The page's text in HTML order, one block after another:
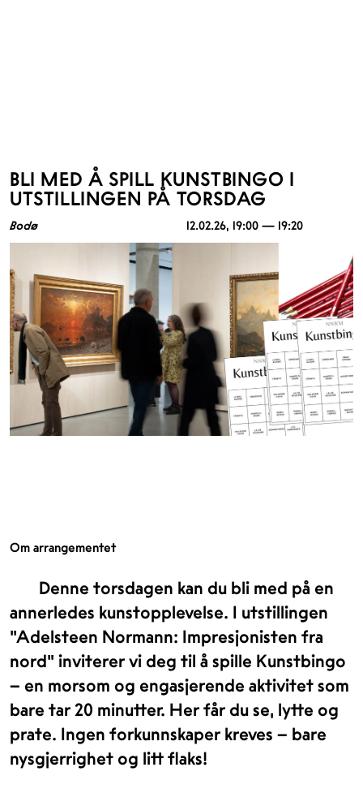
BLI MED Å SPILL KUNSTBINGO I
UTSTILLINGEN PÅ TORSDAG
Bodø 12.02.26, 19:00 — 19:20
Om arrangementet
Denne torsdagen kan du bli med på en
annerledes kunstopplevelse. I utstillingen
"Adelsteen Normann: Impresjonisten fra
nord" inviterer vi deg til å spille Kunstbingo
– en morsom og engasjerende aktivitet som
bare tar 20 minutter. Her får du se, lytte og
prate. Ingen forkunnskaper kreves – bare
nysgjerrighet og litt flaks!